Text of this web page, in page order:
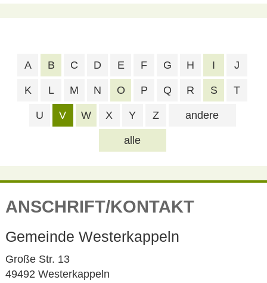
alle
A B C D E F G H I J
K L M N O P Q R S T
U V W X Y Z andere
ANSCHRIFT/KONTAKT
Gemeinde Westerkappeln
Große Str. 13
49492 Westerkappeln